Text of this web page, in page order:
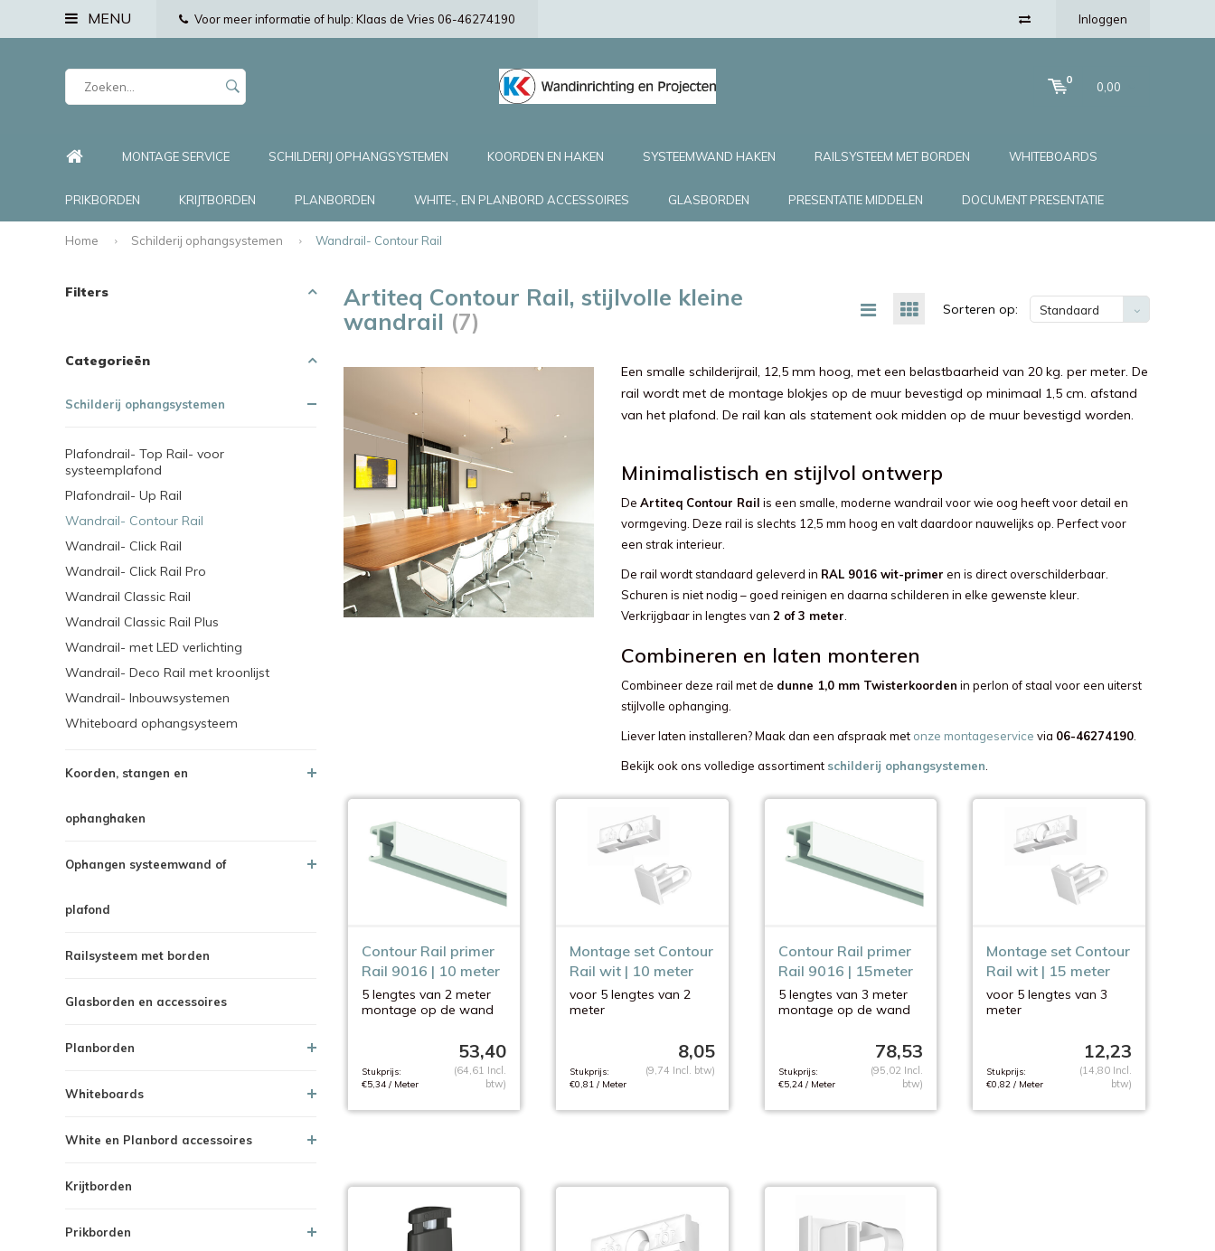
MENU Voor meer informatie of hulp: Klaas de Vries 06-46274190 Inloggen
0
0,00
MONTAGE SERVICE SCHILDERIJ OPHANGSYSTEMEN KOORDEN EN HAKEN SYSTEEMWAND HAKEN RAILSYSTEEM MET BORDEN WHITEBOARDS
PRIKBORDEN KRIJTBORDEN PLANBORDEN WHITE-, EN PLANBORD ACCESSOIRES GLASBORDEN PRESENTATIE MIDDELEN DOCUMENT PRESENTATIE
Home Schilderij ophangsystemen Wandrail- Contour Rail
Filters
Categorieën
Schilderij ophangsystemen
Plafondrail- Top Rail- voor
systeemplafond
Plafondrail- Up Rail
Wandrail- Contour Rail
Wandrail- Click Rail
Wandrail- Click Rail Pro
Wandrail Classic Rail
Wandrail Classic Rail Plus
Wandrail- met LED verlichting
Wandrail- Deco Rail met kroonlijst
Wandrail- Inbouwsystemen
Whiteboard ophangsysteem
Koorden, stangen en
ophanghaken
Ophangen systeemwand of
plafond
Railsysteem met borden
Glasborden en accessoires
Planborden
Whiteboards
White en Planbord accessoires
Krijtborden
Prikborden
Artiteq Contour Rail, stijlvolle kleine
wandrail (7) Sorteren op: Standaard
Een smalle schilderijrail, 12,5 mm hoog, met een belastbaarheid van 20 kg. per meter. De
rail wordt met de montage blokjes op de muur bevestigd op minimaal 1,5 cm. afstand
van het plafond. De rail kan als statement ook midden op de muur bevestigd worden.
Minimalistisch en stijlvol ontwerp
De Artiteq Contour Rail is een smalle, moderne wandrail voor wie oog heeft voor detail en
vormgeving. Deze rail is slechts 12,5 mm hoog en valt daardoor nauwelijks op. Perfect voor
een strak interieur.
De rail wordt standaard geleverd in RAL 9016 wit-primer en is direct overschilderbaar.
Schuren is niet nodig – goed reinigen en daarna schilderen in elke gewenste kleur.
Verkrijgbaar in lengtes van 2 of 3 meter
Combineren en laten monteren
Combineer deze rail met de dunne 1,0 mm Twisterkoorden in perlon of staal voor een uiterst
stijlvolle ophanging.
Liever laten installeren? Maak dan een afspraak met onze montageservice via 06-46274190.
Bekijk ook ons volledige assortiment schilderij ophangsystemen
Contour Rail primer
Rail 9016 | 10 meter
5 lengtes van 2 meter
montage op de wand
53,40
Stukprijs:
€5,34 / Meter
(64,61 Incl.
btw)
Montage set Contour
Rail wit | 10 meter
voor 5 lengtes van 2
meter
8,05
Stukprijs:
€0,81 / Meter
(9,74 Incl. btw)
Contour Rail primer
Rail 9016 | 15meter
5 lengtes van 3 meter
montage op de wand
78,53
Stukprijs:
€5,24 / Meter
(95,02 Incl.
btw)
Montage set Contour
Rail wit | 15 meter
voor 5 lengtes van 3
meter
12,23
Stukprijs:
€0,82 / Meter
(14,80 Incl.
btw)